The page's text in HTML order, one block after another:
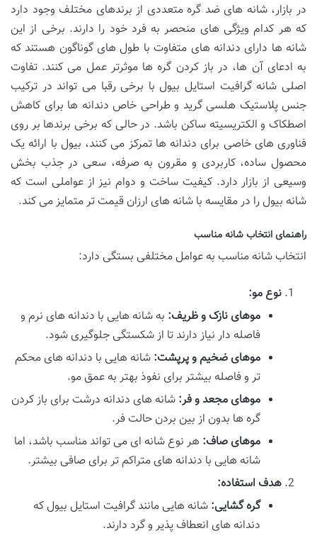
در بازار، شانه های ضد گره متعددی از برندهای مختلف وجود دارد
که هر کدام ویژگی های منحصر به فرد خود را دارند. برخی از این
شانه ها دارای دندانه های متفاوت با طول های گوناگون هستند که
به ادعای آن ها، در باز کردن گره ها موثرتر عمل می کنند. تفاوت
اصلی شانه گرافیت استایل بیول با برخی رقبا می تواند در ترکیب
جنس پلاستیک هلسی گرید و طراحی خاص دندانه ها برای کاهش
اصطکاک و الکتریسیته ساکن باشد. در حالی که برخی برندها بر روی
فناوری های خاصی برای دندانه ها تمرکز می کنند، بیول با ارائه یک
محصول ساده، کاربردی و مقرون به صرفه، سعی در جذب بخش
وسیعی از بازار دارد. کیفیت ساخت و دوام نیز از عواملی است که
شانه بیول را در مقایسه با شانه های ارزان قیمت تر متمایز می کند.
راهنمای انتخاب شانه مناسب
انتخاب شانه مناسب به عوامل مختلفی بستگی دارد:
نوع مو:
موهای نازک و ظریف: به شانه هایی با دندانه های نرم و
فاصله دار نیاز دارند تا از شکستگی جلوگیری شود.
موهای ضخیم و پرپشت: شانه هایی با دندانه های محکم
تر و فاصله بیشتر برای نفوذ بهتر به عمق مو.
موهای مجعد و فر: شانه های دندانه درشت برای باز کردن
گره ها بدون از بین بردن حالت فر.
موهای صاف: هر نوع شانه ای می تواند مناسب باشد، اما
شانه هایی با دندانه های متراکم تر برای صافی بیشتر.
هدف استفاده:
گره گشایی: شانه هایی مانند گرافیت استایل بیول که
دندانه های انعطاف پذیر و گرد دارند.